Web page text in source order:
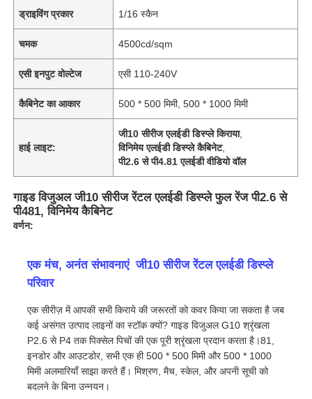
ड्राइविंग प्रकार 1/16 स्कैन
चमक 4500cd/sqm
एसी इनपुट वोल्टेज एसी 110-240V
कैबिनेट का आकार 500 * 500 मिमी, 500 * 1000 मिमी
हाई लाइट:
जी10 सीरीज एलईडी डिस्प्ले किराया,
विनिमेय एलईडी डिस्प्ले कैबिनेट,
पी2.6 से पी4.81 एलईडी वीडियो वॉल
गाइड विजुअल जी10 सीरीज रेंटल एलईडी डिस्प्ले फुल रेंज पी2.6 से
पी481, विनिमेय कैबिनेट
वर्णन:
एक मंच, अनंत संभावनाएं ️ जी10 सीरीज रेंटल एलईडी डिस्प्ले
परिवार
एक सीरीज़ में आपकी सभी किराये की जरूरतों को कवर किया जा सकता है जब
कई असंगत उत्पाद लाइनों का स्टॉक क्यों? गाइड विजुअल G10 श्रृंखला
P2.6 से P4 तक पिक्सेल पिचों की एक पूरी श्रृंखला प्रदान करता है।81,
इनडोर और आउटडोर, सभी एक ही 500 * 500 मिमी और 500 * 1000
मिमी अलमारियाँ साझा करते हैं। मिश्रण, मैच, स्केल, और अपनी सूची को
बदलने के बिना उन्नयन।